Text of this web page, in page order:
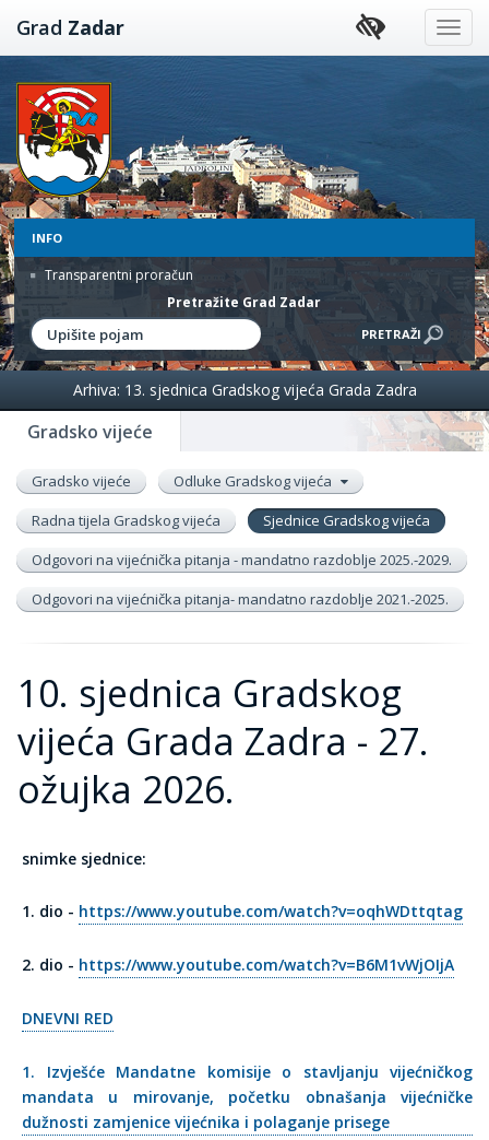
Preskoči
na
Grad Zadar
INFO
Transparentni proračun
Pretražite Grad Zadar
Gradsko vijeće
Arhiva: 13. sjednica Gradskog vijeća Grada Zadra
Gradsko vijeće
Odluke Gradskog vijeća
Radna tijela Gradskog vijeća
Sjednice Gradskog vijeća
Odgovori na vijećnička pitanja - mandatno razdoblje 2025.-2029.
Odgovori na vijećnička pitanja- mandatno razdoblje 2021.-2025.
10. sjednica Gradskog
vijeća Grada Zadra - 27.
ožujka 2026.
snimke sjednice:
1. dio - https://www.youtube.com/watch?v=oqhWDttqtag
2. dio - https://www.youtube.com/watch?v=B6M1vWjOIjA
DNEVNI RED
1. Izvješće Mandatne komisije o stavljanju vijećničkog
mandata u mirovanje, početku obnašanja vijećničke
dužnosti zamjenice vijećnika i polaganje prisege